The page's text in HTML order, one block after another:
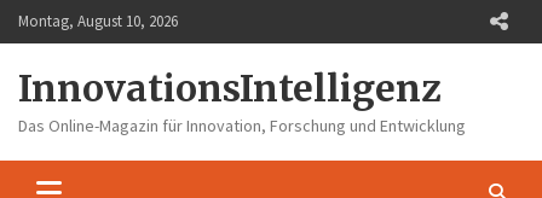
Skip
to
Montag, August 10, 2026
InnovationsIntelligenz
Das Online-Magazin für Innovation, Forschung und Entwicklung